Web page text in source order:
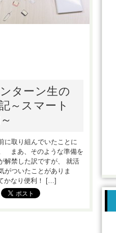
ターン生の
～スマート
に取り組んでいたことに
まあ、そのような準備を
解禁した訳ですが、 就活
がついたことがありま
かなり便利！ […]